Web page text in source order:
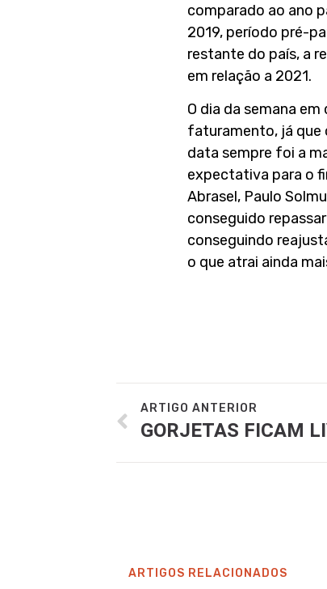
comparado ao ano
2019, período pré-
restante do país, a
em relação a 2021.
O dia da semana
faturamento, já que
data sempre foi a
expectativa para o
Abrasel, Paulo
conseguido
conseguindo
o que atrai ainda
ARTIGO ANTERIOR
ARTIGOS RELACIONADOS